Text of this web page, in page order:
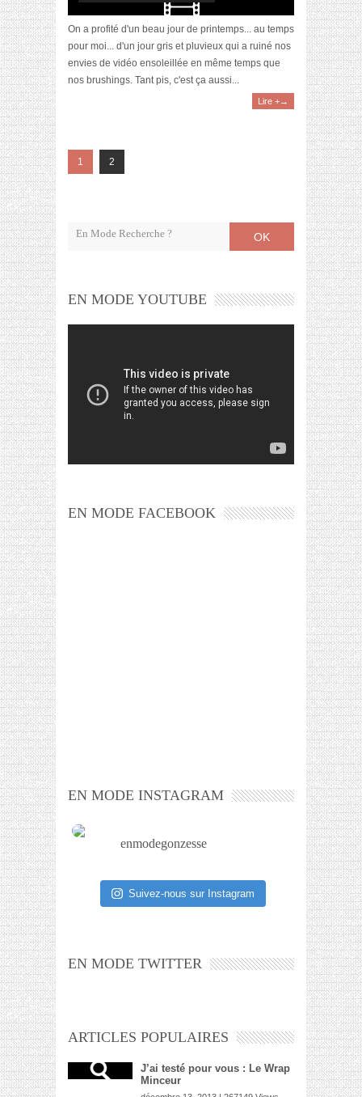
On a profité d'un beau jour de printemps... au temps
pour moi... d'un jour gris et pluvieux qui a ruiné nos
envies de vidéo ensoleillée en même temps que
nos brushings. Tant pis, c'est ça aussi...
Lire +→
1 2
OK
EN MODE YOUTUBE
EN MODE FACEBOOK
EN MODE INSTAGRAM
enmodegonzesse
Suivez-nous sur Instagram
EN MODE TWITTER
ARTICLES POPULAIRES
J’ai testé pour vous : Le Wrap
Minceur